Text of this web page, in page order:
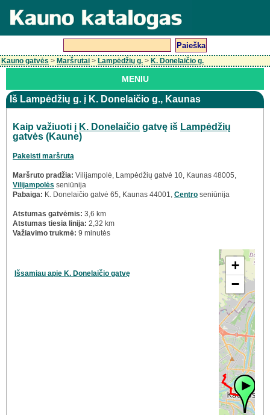
Kauno gatvės > Maršrutai > Lampėdžių g. > K. Donelaičio g.
MENIU
Iš Lampėdžių g. į K. Donelaičio g., Kaunas
Kaip važiuoti į K. Donelaičio gatvę iš Lampėdžių
gatvės (Kaune)
Pakeisti maršrutą
Maršruto pradžia: Vilijampolė, Lampėdžių gatvė 10, Kaunas 48005,
Vilijampolės seniūnija
Pabaiga: K. Donelaičio gatvė 65, Kaunas 44001, Centro seniūnija
Atstumas gatvėmis: 3,6 km
Atstumas tiesia linija: 2,32 km
Važiavimo trukmė: 9 minutės
Išsamiau apie K. Donelaičio gatvę
+
−